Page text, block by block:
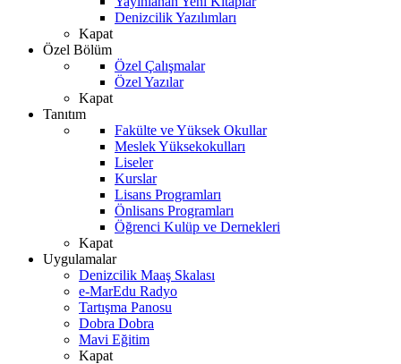
Denizcilik Yazılımları
Kapat
Özel Bölüm
Özel Çalışmalar
Özel Yazılar
Kapat
Tanıtım
Fakülte ve Yüksek Okullar
Meslek Yüksekokulları
Liseler
Kurslar
Lisans Programları
Önlisans Programları
Öğrenci Kulüp ve Dernekleri
Kapat
Uygulamalar
Denizcilik Maaş Skalası
e-MarEdu Radyo
Tartışma Panosu
Dobra Dobra
Mavi Eğitim
Kapat